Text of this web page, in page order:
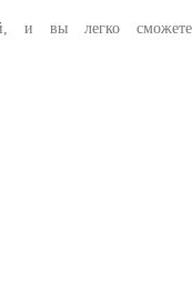
и вы легко сможете